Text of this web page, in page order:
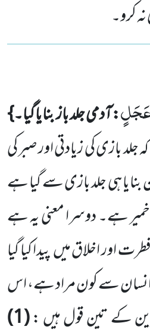
کرو۔
:آدمی جلد باز بنایا گیا۔}
بازی کی زیادتی اور صبر کی
بنایا ہی جلد بازی سے گیا ہے
خمیر ہے۔ دوسرا معنی یہ ہے
اور اخلاق میںپیدا کیا گیا
سے کون مراد ہے، اس
کے تین قول ہیں :(
1
)